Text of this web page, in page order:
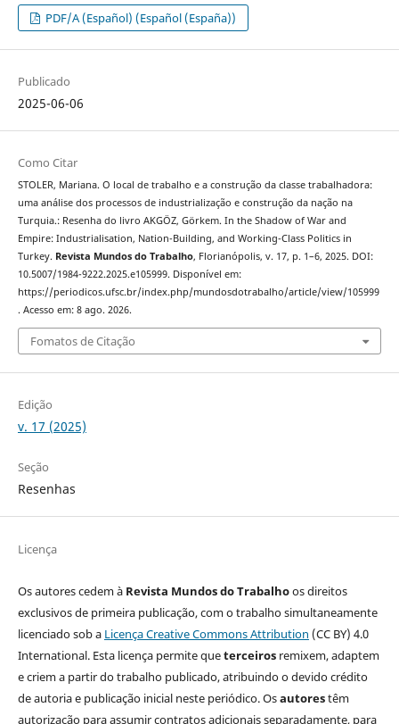
PDF/A (Español) (Español (España))
Publicado
2025-06-06
Como Citar
STOLER, Mariana. O local de trabalho e a construção da classe trabalhadora:
uma análise dos processos de industrialização e construção da nação na
Turquia.: Resenha do livro AKGÖZ, Görkem. In the Shadow of War and
Empire: Industrialisation, Nation-Building, and Working-Class Politics in
Turkey. Revista Mundos do Trabalho, Florianópolis, v. 17, p. 1–6, 2025. DOI:
10.5007/1984-9222.2025.e105999. Disponível em:
https://periodicos.ufsc.br/index.php/mundosdotrabalho/article/view/105999
. Acesso em: 8 ago. 2026.
Fomatos de Citação
Edição
v. 17 (2025)
Seção
Resenhas
Licença
Os autores cedem à Revista Mundos do Trabalhoos direitos
exclusivos de primeira publicação, com o trabalho simultaneamente
licenciado sob a Licença Creative Commons Attribution (CC BY) 4.0
International. Esta licença permite queterceirosremixem, adaptem
e criem a partir do trabalho publicado, atribuindo o devido crédito
de autoria e publicação inicial neste periódico. Osautorestêm
autorização para assumir contratos adicionais separadamente, para